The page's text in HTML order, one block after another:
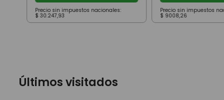
Precio sin impuestos nacionales:
$ 30.247,93
Precio sin impuestos
$ 9008,26
Últimos visitados